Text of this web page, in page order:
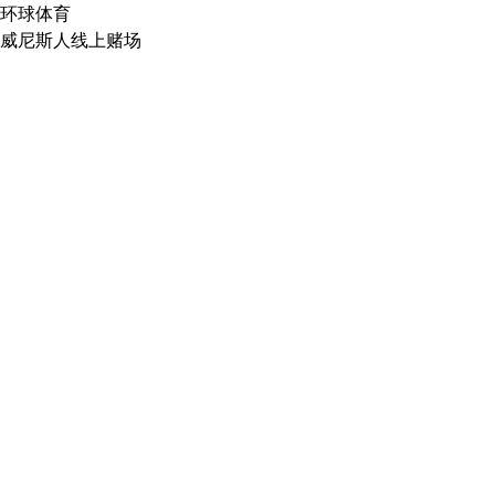
环球体育
威尼斯人线上赌场